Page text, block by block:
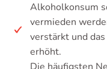
Alkoholkonsum
vermieden
verstärkt und
erhöht.